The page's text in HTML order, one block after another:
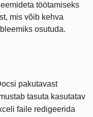
töötamiseks
mis võib kehva
osutuda.
pakutavast
tasuta kasutatav
faile redigeerida